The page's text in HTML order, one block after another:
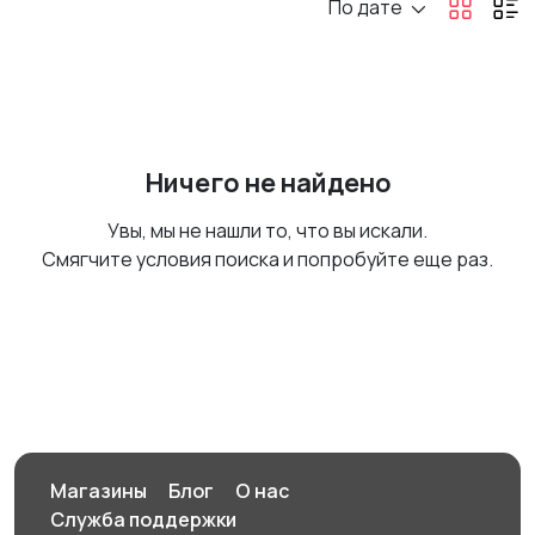
По дате
Ничего не найдено
Увы, мы не нашли то, что вы искали.
Смягчите условия поиска и попробуйте еще раз.
Магазины Блог
О нас
Служба поддержки